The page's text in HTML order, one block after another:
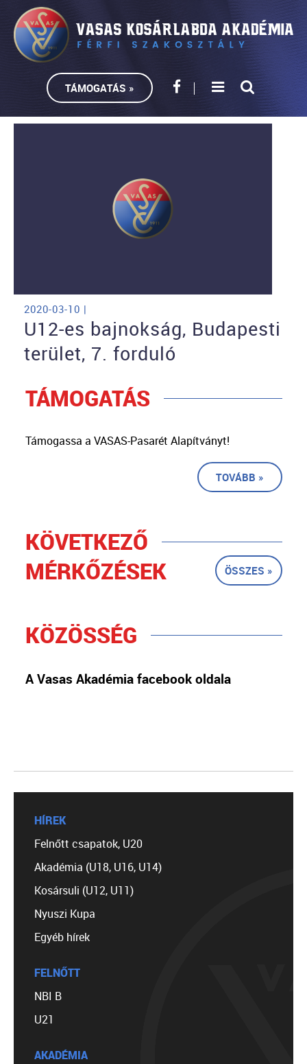
TÁMOGATÁS »
2020-03-10 |
U12-es bajnokság, Budapesti
terület, 7. forduló
TÁMOGATÁS
Támogassa a VASAS-Pasarét Alapítványt!
TOVÁBB »
KÖVETKEZŐ
MÉRKŐZÉSEK
ÖSSZES »
KÖZÖSSÉG
A Vasas Akadémia facebook oldala
HÍREK
Felnőtt csapatok, U20
Akadémia (U18, U16, U14)
Kosársuli (U12, U11)
Nyuszi Kupa
Egyéb hírek
FELNŐTT
NBI B
U21
AKADÉMIA